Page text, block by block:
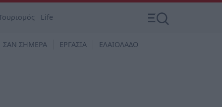
Life
ΣΑΝ ΣΗΜΕΡΑ ΕΡΓΑΣΙΑ ΕΛΑΙΟΛΑΔΟ